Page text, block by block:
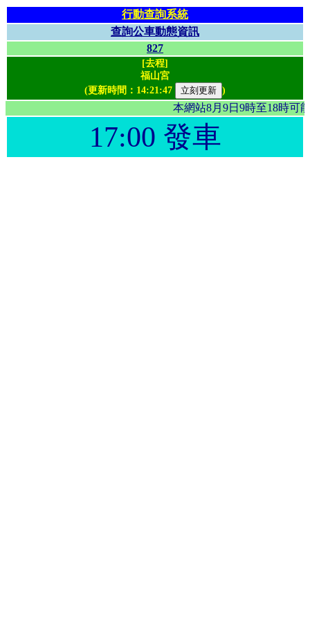
行動查詢系統
查詢公車動態資訊
827
[去程]
福山宮
(更新時間： 14:21:47 )
本網站8月9日9時至18
17:00 發車